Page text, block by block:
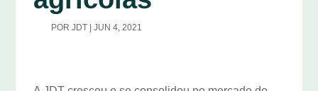
PORJDT |JUN 4, 2021